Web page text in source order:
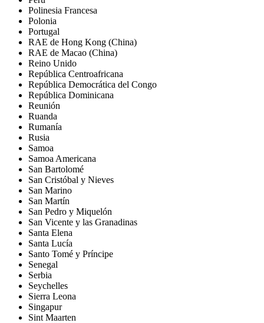
Polinesia Francesa
Polonia
Portugal
RAE de Hong Kong (China)
RAE de Macao (China)
Reino Unido
República Centroafricana
República Democrática del Congo
República Dominicana
Reunión
Ruanda
Rumanía
Rusia
Samoa
Samoa Americana
San Bartolomé
San Cristóbal y Nieves
San Marino
San Martín
San Pedro y Miquelón
San Vicente y las Granadinas
Santa Elena
Santa Lucía
Santo Tomé y Príncipe
Senegal
Serbia
Seychelles
Sierra Leona
Singapur
Sint Maarten